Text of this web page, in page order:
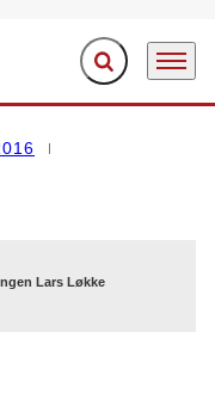
Fold søgefelt ud
Menu
Lars Løkke